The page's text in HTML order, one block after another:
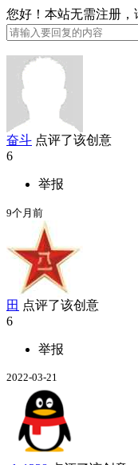
您好！本站无需注册，
奋斗 点评了该创意
6
举报
9个月前
田 点评了该创意
6
举报
2022-03-21